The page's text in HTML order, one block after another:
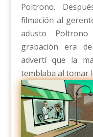
Poltrono.
filmación al
adusto
grabación era
advertí que la
temblaba al tomar